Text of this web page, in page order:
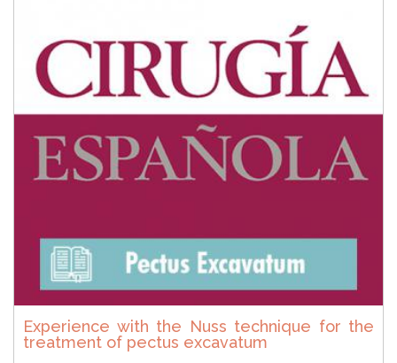
Experience with the Nuss technique for the
treatment of pectus excavatum